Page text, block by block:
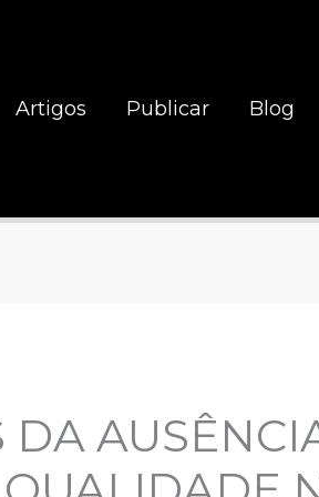
Artigos Publicar Blog
DA